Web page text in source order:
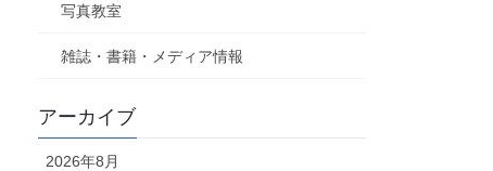
写真教室
雑誌・書籍・メディア情報
アーカイブ
2026年8月